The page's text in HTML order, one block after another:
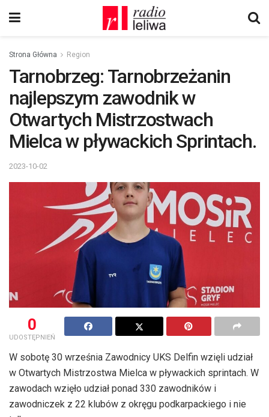
Strona Główna Region
Tarnobrzeg: Tarnobrzeżanin
najlepszym zawodnik w
Otwartych Mistrzostwach
Mielca w pływackich Sprintach.
2023-10-02
0
UDOSTĘPNIEŃ
W sobotę 30 września Zawodnicy UKS Delfin wzięli udział
w Otwartych Mistrzostwa Mielca w pływackich sprintach. W
zawodach wzięło udział ponad 330 zawodników i
zawodniczek z 22 klubów z okręgu podkarpackiego i nie